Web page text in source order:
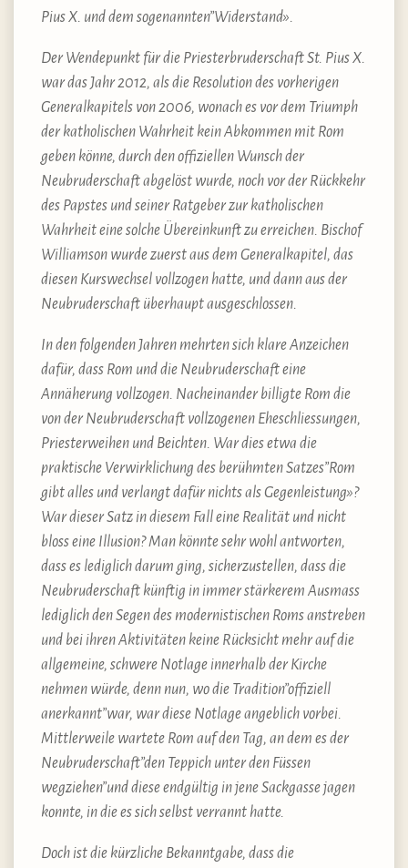
Pius X. und dem sogenannten”Widerstand».
Der Wendepunkt für die Priesterbruderschaft St. Pius X.
war das Jahr 2012, als die Resolution des vorherigen
Generalkapitels von 2006, wonach es vor dem Triumph
der katholischen Wahrheit kein Abkommen mit Rom
geben könne, durch den offiziellen Wunsch der
Neubruderschaft abgelöst wurde, noch vor der Rückkehr
des Papstes und seiner Ratgeber zur katholischen
Wahrheit eine solche Übereinkunft zu erreichen. Bischof
Williamson wurde zuerst aus dem Generalkapitel, das
diesen Kurswechsel vollzogen hatte, und dann aus der
Neubruderschaft überhaupt ausgeschlossen.
In den folgenden Jahren mehrten sich klare Anzeichen
dafür, dass Rom und die Neubruderschaft eine
Annäherung vollzogen. Nacheinander billigte Rom die
von der Neubruderschaft vollzogenen Eheschliessungen,
Priesterweihen und Beichten. War dies etwa die
praktische Verwirklichung des berühmten Satzes”Rom
gibt alles und verlangt dafür nichts als Gegenleistung»?
War dieser Satz in diesem Fall eine Realität und nicht
bloss eine Illusion? Man könnte sehr wohl antworten,
dass es lediglich darum ging, sicherzustellen, dass die
Neubruderschaft künftig in immer stärkerem Ausmass
lediglich den Segen des modernistischen Roms anstreben
und bei ihren Aktivitäten keine Rücksicht mehr auf die
allgemeine, schwere Notlage innerhalb der Kirche
nehmen würde, denn nun, wo die Tradition”offiziell
anerkannt”war, war diese Notlage angeblich vorbei.
Mittlerweile wartete Rom auf den Tag, an dem es der
Neubruderschaft”den Teppich unter den Füssen
wegziehen”und diese endgültig in jene Sackgasse jagen
konnte, in die es sich selbst verrannt hatte.
Doch ist die kürzliche Bekanntgabe, dass die